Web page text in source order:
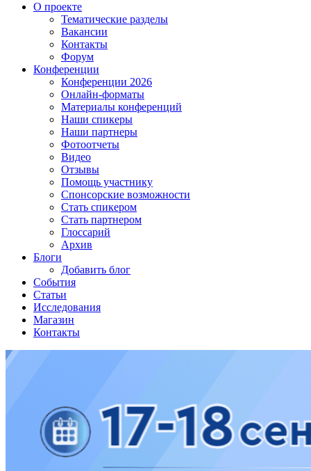
О проекте
Тематические разделы
Вакансии
Контакты
Форум
Конференции
Конференции 2026
Онлайн-форматы
Материалы конференций
Наши спикеры
Наши партнеры
Фотоотчеты
Видео
Отзывы
Помощь участнику
Спонсорские возможности
Стать спикером
Стать партнером
Глоссарий
Архив
Блоги
Добавить блог
События
Статьи
Исследования
Магазин
Контакты